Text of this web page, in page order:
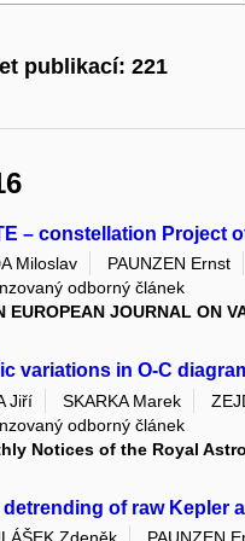
publikací: 221
– constellation Project
Miloslav PAUNZEN Ernst
odborný článek
EUROPEAN JOURNAL ON
variations in O-C
Jiří SKARKA Marek
odborný článek
Notices of the Royal
detrending of raw Kepler